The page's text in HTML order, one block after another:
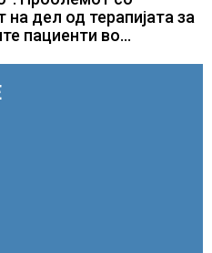
го доживуваа овој
промени текот на
на дел од терапијата за
пациенти во